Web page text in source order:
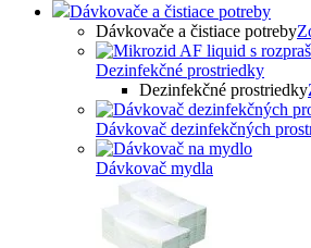
Dávkovače a čistiace potreby
Dávkovače a čistiace potreby
Dezinfekčné prostriedky
Dezinfekčné prostriedky
Dávkovač dezinfekčných
Dávkovač mydla